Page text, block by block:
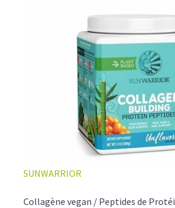
SUNWARRIOR
Collagène vegan / Peptides de